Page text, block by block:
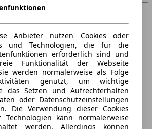
Anbieter nutzen Cookies oder
und Technologien, die für die
erforderlich sind und
Funktionalität der Webseite
werden normalerweise als Folge
genutzt, um wichtige
das Setzen und Aufrechterhalten
oder Datenschutzeinstellungen
Die Verwendung dieser Cookies
Technologien kann normalerweise
werden. Allerdings können